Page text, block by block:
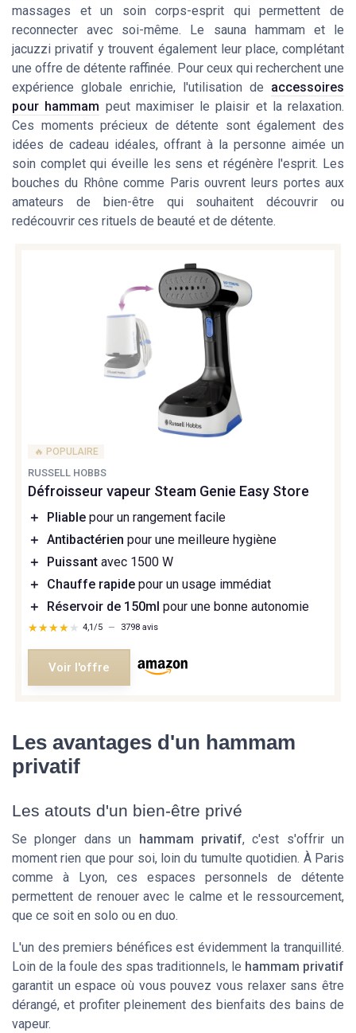
massages et un soin corps-esprit qui permettent de
reconnecter avec soi-même. Le sauna hammam et le
jacuzzi privatif y trouvent également leur place, complétant
une offre de détente raffinée. Pour ceux qui recherchent une
expérience globale enrichie, l'utilisation de accessoires
pour hammam peut maximiser le plaisir et la relaxation.
Ces moments précieux de détente sont également des
idées de cadeau idéales, offrant à la personne aimée un
soin complet qui éveille les sens et régénère l'esprit. Les
bouches du Rhône comme Paris ouvrent leurs portes aux
amateurs de bien-être qui souhaitent découvrir ou
redécouvrir ces rituels de beauté et de détente.
🔥 POPULAIRE
RUSSELL HOBBS
Défroisseur vapeur Steam Genie Easy Store
＋ Pliable pour un rangement facile
＋ Antibactérien pour une meilleure hygiène
＋
Puissant avec 1500 W
＋
Chauffe rapide pour un usage immédiat
＋
Réservoir de 150ml pour une bonne autonomie
★★★★★
★★★★★ 4,1/5 — 3798 avis
Voir l'offre
Les avantages d'un hammam
privatif
Les atouts d'un bien-être privé
Se plonger dans un hammam privatif, c'est s'offrir un
moment rien que pour soi, loin du tumulte quotidien. À Paris
comme à Lyon, ces espaces personnels de détente
permettent de renouer avec le calme et le ressourcement,
que ce soit en solo ou en duo.
L'un des premiers bénéfices est évidemment la tranquillité.
Loin de la foule des spas traditionnels, le hammam privatif
garantit un espace où vous pouvez vous relaxer sans être
dérangé, et profiter pleinement des bienfaits des bains de
vapeur.